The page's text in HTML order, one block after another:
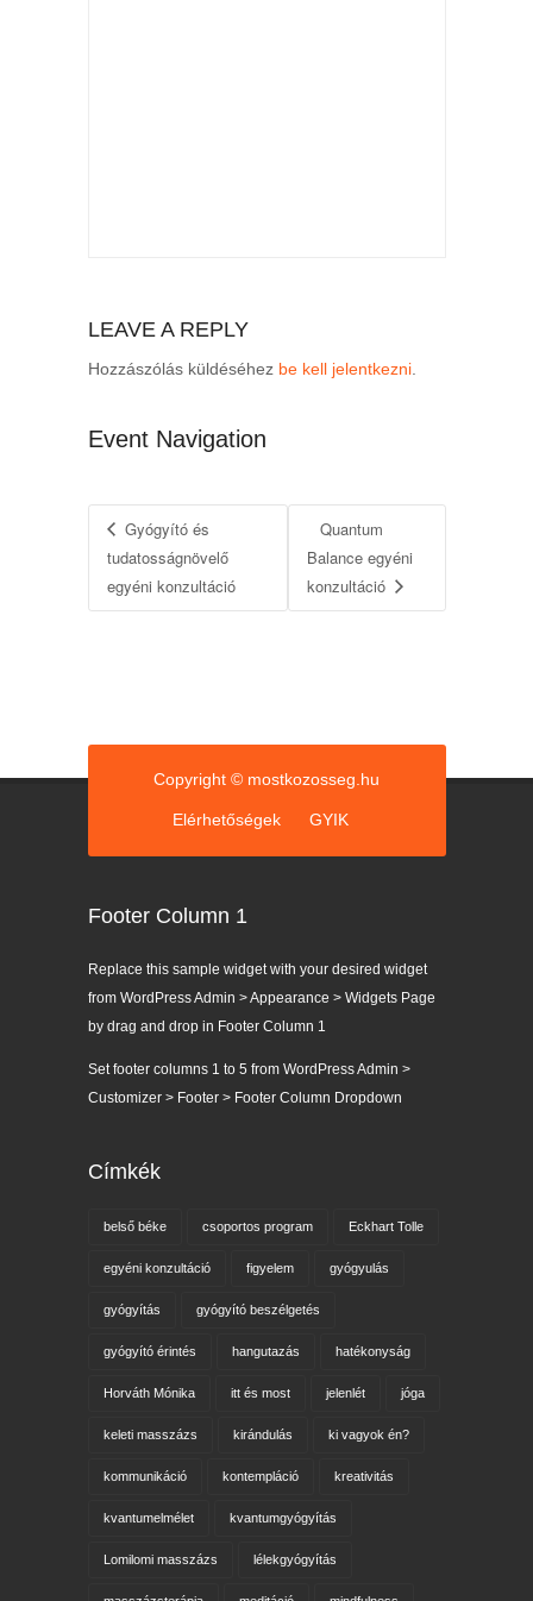
LEAVE A REPLY
Hozzászólás küldéséhez be kell jelentkezni.
Event Navigation
Gyógyító és
tudatosságnövelő
egyéni konzultáció
Quantum
Balance egyéni
konzultáció
Copyright © mostkozosseg.hu
Elérhetőségek GYIK
Footer Column 1
Replace this sample widget with your desired widget
from WordPress Admin > Appearance > Widgets Page
by drag and drop in Footer Column 1
Set footer columns 1 to 5 from WordPress Admin >
Customizer > Footer > Footer Column Dropdown
Címkék
belső béke csoportos program Eckhart Tolle
egyéni konzultáció figyelem gyógyulás
gyógyítás gyógyító beszélgetés
gyógyító érintés hangutazás hatékonyság
Horváth Mónika itt és most jelenlét jóga
keleti masszázs kirándulás ki vagyok én?
kommunikáció kontempláció kreativitás
kvantumelmélet kvantumgyógyítás
Lomilomi masszázs lélekgyógyítás